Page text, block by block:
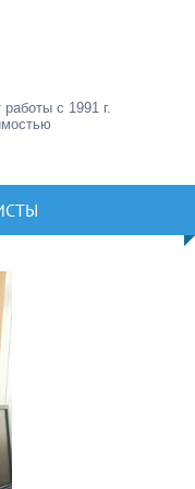
работы с 1991 г.